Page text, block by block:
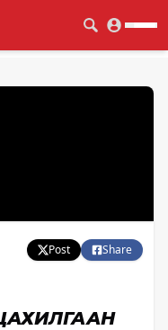
Post
Share